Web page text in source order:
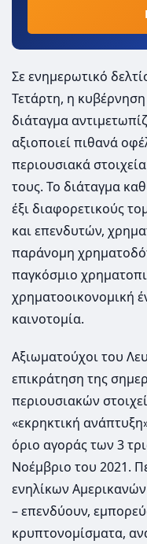
Σε ενημερωτικό
Τετάρτη, η
διάταγμα
αξιοποιεί πιθανά
περιουσιακά
τους. Το διάταγμα
έξι διαφορετικούς
και επενδυτών,
παράνομη
παγκόσμιο
χρηματοοικονομική
καινοτομία.
Αξιωματούχοι του
επικράτηση της
περιουσιακών
«εκρηκτική
όριο αγοράς των 3
Νοέμβριο του 2021.
ενηλίκων
– επενδύουν,
κρυπτονομίσματα,